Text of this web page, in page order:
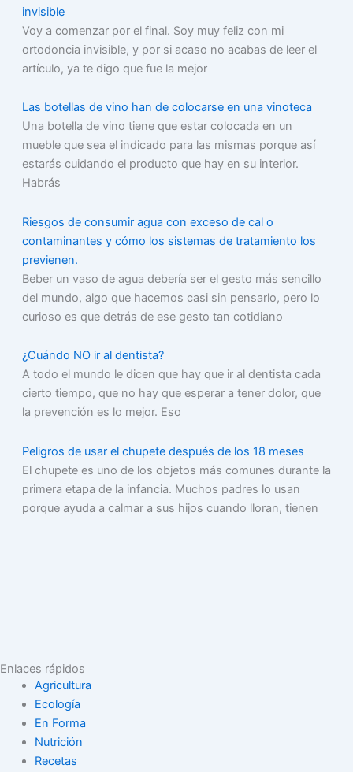
invisible
Voy a comenzar por el final. Soy muy feliz con mi
ortodoncia invisible, y por si acaso no acabas de leer el
artículo, ya te digo que fue la mejor
Las botellas de vino han de colocarse en una vinoteca
Una botella de vino tiene que estar colocada en un
mueble que sea el indicado para las mismas porque así
estarás cuidando el producto que hay en su interior.
Habrás
Riesgos de consumir agua con exceso de cal o
contaminantes y cómo los sistemas de tratamiento los
previenen.
Beber un vaso de agua debería ser el gesto más sencillo
del mundo, algo que hacemos casi sin pensarlo, pero lo
curioso es que detrás de ese gesto tan cotidiano
¿Cuándo NO ir al dentista?
A todo el mundo le dicen que hay que ir al dentista cada
cierto tiempo, que no hay que esperar a tener dolor, que
la prevención es lo mejor. Eso
Peligros de usar el chupete después de los 18 meses
El chupete es uno de los objetos más comunes durante la
primera etapa de la infancia. Muchos padres lo usan
porque ayuda a calmar a sus hijos cuando lloran, tienen
Enlaces rápidos
Agricultura
Ecología
En Forma
Nutrición
Recetas